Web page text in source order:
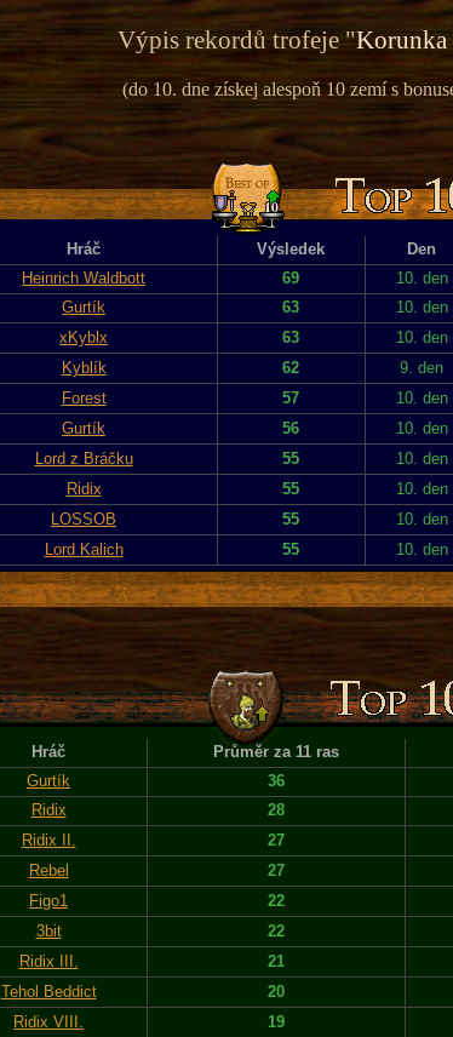
Výpis rekordů trofeje "Korunka
(do 10. dne získej alespoň 10 zemí s
Hráč Výsledek Den
Heinrich Waldbott 69 10. den
Gurtík 63 10. den
xKyblx 63 10. den
Kyblík 62 9. den
Forest 57 10. den
Gurtík 56 10. den
Lord z Bráčku 55 10. den
Ridix 55 10. den
LOSSOB 55 10. den
Lord Kalich 55 10. den
Hráč Průměr za 11 ras
Gurtík 36
Ridix 28
Ridix II. 27
Rebel 27
Figo1 22
3bit 22
Ridix III. 21
Tehol Beddict 20
Ridix VIII. 19